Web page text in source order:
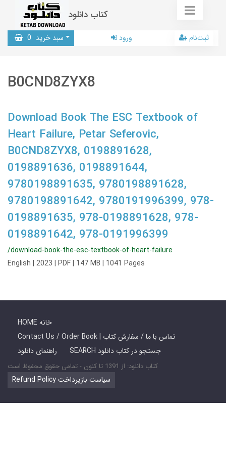
کتاب دانلود
سبد خرید 0 ورود ثبت‌نام
B0CND8ZYX8
Download Book The ESC Textbook of
Heart Failure, Petar Seferovic,
B0CND8ZYX8, 0198891628,
0198891636, 0198891644,
9780198891635, 9780198891628,
9780198891642, 9780191996399, 978-
0198891635, 978-0198891628, 978-
0198891642, 978-0191996399
/download-book-the-esc-textbook-of-heart-failure
English | 2023 | PDF | 147 MB | 1041 Pages
HOME خانه
Contact Us / Order Book | تماس با ما / سفارش کتاب
راهنمای دانلود
SEARCH جستجو در کتاب دانلود
کتاب دانلود: از 1391 تا کنون - تمامی حقوق محفوظ است
Refund Policy سیاست بازپرداخت